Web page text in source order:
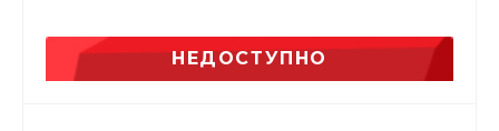
НЕДОСТУПНО